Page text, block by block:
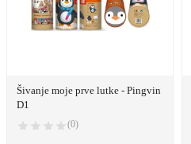
Šivanje moje prve lutke - Pingvin
D1
(0)